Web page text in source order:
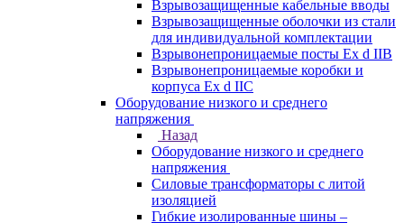
Взрывозащищенные кабельные вводы
Взрывозащищенные оболочки из стали
для индивидуальной комплектации
Взрывонепроницаемые посты Ex d IIB
Взрывонепроницаемые коробки и
корпуса Ex d IIС
Оборудование низкого и среднего
напряжения
Назад
Оборудование низкого и среднего
напряжения
Силовые трансформаторы с литой
изоляцией
Гибкие изолированные шины –